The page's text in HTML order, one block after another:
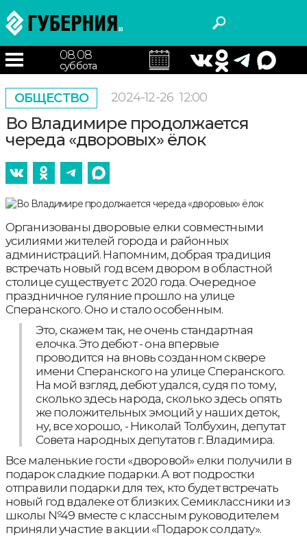
08.08
суббота
ОБЩЕСТВО 2024-12-26 12:00
Во Владимире продолжается
череда «дворовых» ёлок
Организованы дворовые елки совместными
усилиями жителей города и районных
администраций. Напомним, добрая традиция
встречать новый год всем двором в областной
столице существует с 2020 года. Очередное
праздничное гуляние прошло на улице
Сперанского. Оно и стало особенным.
Это, скажем так, не очень стандартная
елочка. Это дебют - она впервые
проводится на вновь созданном сквере
имени Сперанского на улице Сперанского.
На мой взгляд, дебют удался, судя по тому,
сколько здесь народа, сколько здесь опять
же положительных эмоций у наших деток,
ну, все хорошо, - Николай Толбухин, депутат
Совета народных депутатов г. Владимира.
Все маленькие гости «дворовой» елки получили в
подарок сладкие подарки. А вот подростки
отправили подарки для тех, кто будет встречать
новый год вдалеке от близких. Семиклассники из
школы №49 вместе с классным руководителем
приняли участие в акции «Подарок солдату».